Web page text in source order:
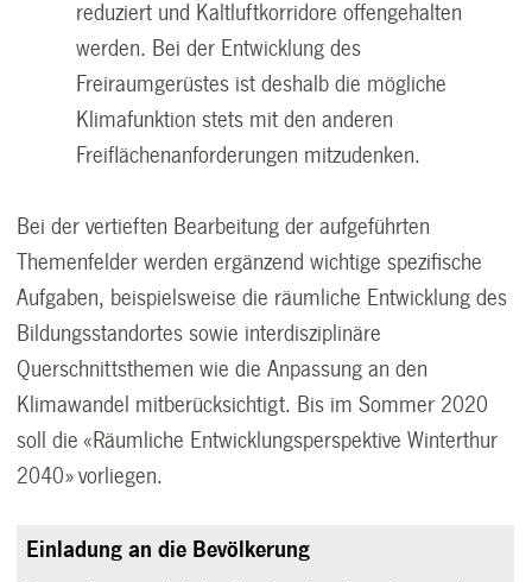
reduziert und Kaltluftkorridore offengehalten
werden. Bei der Entwicklung des
Freiraumgerüstes ist deshalb die mögliche
Klimafunktion stets mit den anderen
Freiflächenanforderungen mitzudenken.
Bei der vertieften Bearbeitung der aufgeführten
Themenfelder werden ergänzend wichtige spezifische
Aufgaben, beispielsweise die räumliche Entwicklung des
Bildungsstandortes sowie interdisziplinäre
Querschnittsthemen wie die Anpassung an den
Klimawandel mitberücksichtigt. Bis im Sommer 2020
soll die «Räumliche Entwicklungsperspektive Winterthur
2040» vorliegen.
Einladung an die Bevölkerung